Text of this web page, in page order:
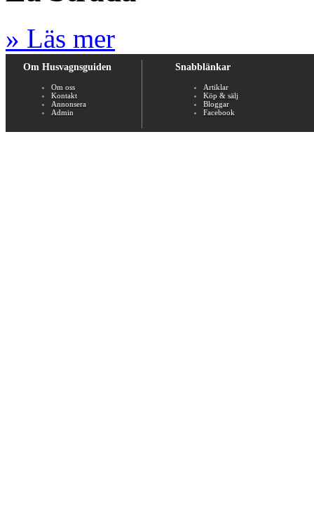
» Läs mer
Om Husvagnsguiden
Om oss
Kontakt
Annonsera
Admin
Snabblänkar
Artiklar
Köp & sälj
Bloggar
Facebook